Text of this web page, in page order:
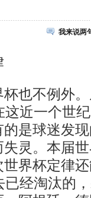
我来说两
不例外。
近一个世
是球迷发
灵。本届
界杯定律
经淘汰的